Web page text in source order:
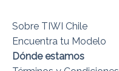
Sobre TIWI Chile
Encuentra tu Modelo
Dónde estamos